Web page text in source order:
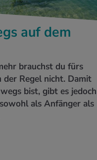
auf dem
brauchst du fürs
der Regel nicht. Damit
bist, gibt es jedoch
als Anfänger als